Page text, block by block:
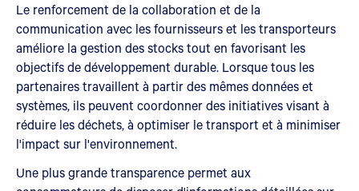
Le renforcement de la collaboration et de la
communication avec les fournisseurs et les transporteurs
améliore la gestion des stocks tout en favorisant les
objectifs de développement durable. Lorsque tous les
partenaires travaillent à partir des mêmes données et
systèmes, ils peuvent coordonner des initiatives visant à
réduire les déchets, à optimiser le transport et à minimiser
l'impact sur l'environnement.
Une plus grande transparence permet aux